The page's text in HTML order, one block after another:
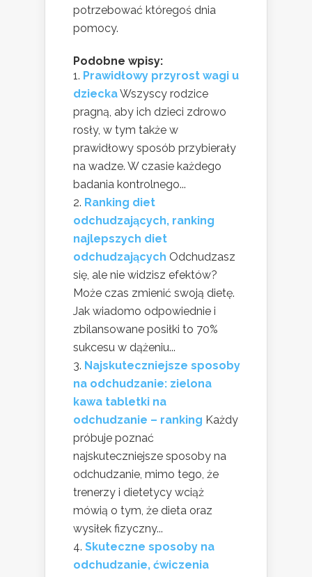
potrzebować któregoś dnia
pomocy.
Podobne wpisy:
Prawidłowy przyrost wagi u
dzieckaWszyscy rodzice
pragną, aby ich dzieci zdrowo
rosły, w tym także w
prawidłowy sposób przybierały
na wadze. W czasie każdego
badania kontrolnego...
Ranking diet
odchudzających, ranking
najlepszych diet
odchudzających Odchudzasz
się, ale nie widzisz efektów?
Może czas zmienić swoją dietę.
Jak wiadomo odpowiednie i
zbilansowane posiłki to 70%
sukcesu w dążeniu...
Najskuteczniejsze sposoby
na odchudzanie: zielona
kawa tabletki na
odchudzanie – ranking Każdy
próbuje poznać
najskuteczniejsze sposoby na
odchudzanie, mimo tego, że
trenerzy i dietetycy wciąż
mówią o tym, że dieta oraz
wysiłek fizyczny...
Skuteczne sposoby na
odchudzanie, ćwiczenia